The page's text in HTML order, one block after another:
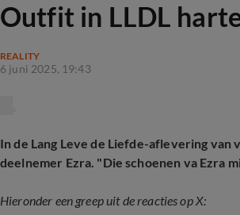
Outfit in LLDL
REALITY
6 juni 2025, 19:43
In de Lang Leve de Liefde-aflevering
deelnemer Ezra. "Die schoenen va Ezra
Hieronder een greep uit de reacties op X: